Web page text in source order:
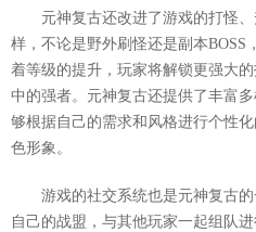
元神复古还改进了游戏的打怪
样，不论是野外刷怪还是副本
着等级的提升，玩家将解锁更强大
中的强者。元神复古还提供了丰富
够根据自己的需求和风格进行个性
色形象。
游戏的社交系统也是元神复古
自己的战盟，与其他玩家一起组队